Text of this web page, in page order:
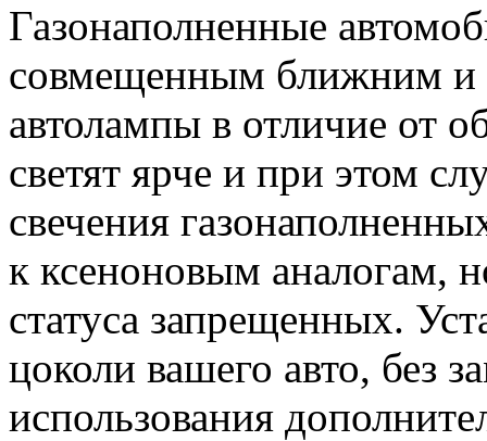
Газонаполненные
совмещенным ближним и
автолампы в отличие от
светят ярче и при этом
свечения
к ксеноновым аналогам,
статуса запрещенных.
цоколи вашего авто, без
использования